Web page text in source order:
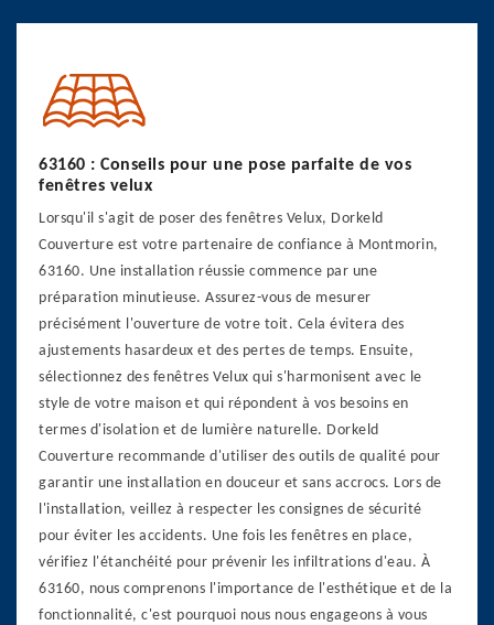
63160 : Conseils pour une pose parfaite de vos
fenêtres velux
Lorsqu'il s'agit de poser des fenêtres Velux, Dorkeld
Couverture est votre partenaire de confiance à Montmorin,
63160. Une installation réussie commence par une
préparation minutieuse. Assurez-vous de mesurer
précisément l'ouverture de votre toit. Cela évitera des
ajustements hasardeux et des pertes de temps. Ensuite,
sélectionnez des fenêtres Velux qui s'harmonisent avec le
style de votre maison et qui répondent à vos besoins en
termes d'isolation et de lumière naturelle. Dorkeld
Couverture recommande d'utiliser des outils de qualité pour
garantir une installation en douceur et sans accrocs. Lors de
l'installation, veillez à respecter les consignes de sécurité
pour éviter les accidents. Une fois les fenêtres en place,
vérifiez l'étanchéité pour prévenir les infiltrations d'eau. À
63160, nous comprenons l'importance de l'esthétique et de la
fonctionnalité, c'est pourquoi nous nous engageons à vous